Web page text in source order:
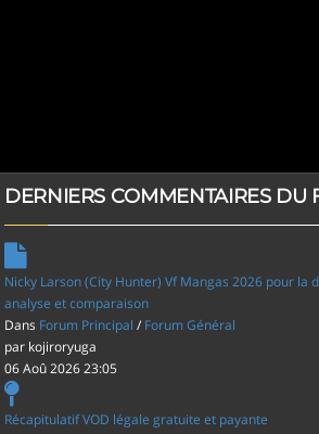
DERNIERS COMMENTAIRES DU
Nicky Larson (City Hunter) Vf Mangas 2026 pour la
analyse et comparaison
Dans Forum Principal / Forum Général
par kojiroryuga
06 Aoû 2026 23:05
Récapitulatif VOD légale gratuite et payante